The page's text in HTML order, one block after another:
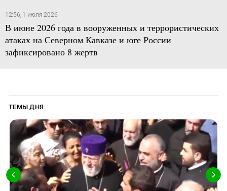
12:56, 1 июля 2026
В июне 2026 года в вооруженных и террористических
атаках на Северном Кавказе и юге России
зафиксировано 8 жертв
ТЕМЫ ДНЯ